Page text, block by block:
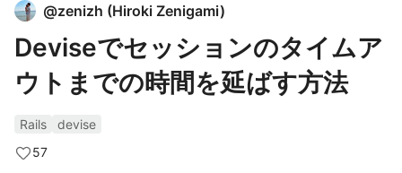
@zenizh (Hiroki Zenigami)
Deviseでセッションのタイムア
ウトまでの時間を延ばす方法
Rails
devise
57